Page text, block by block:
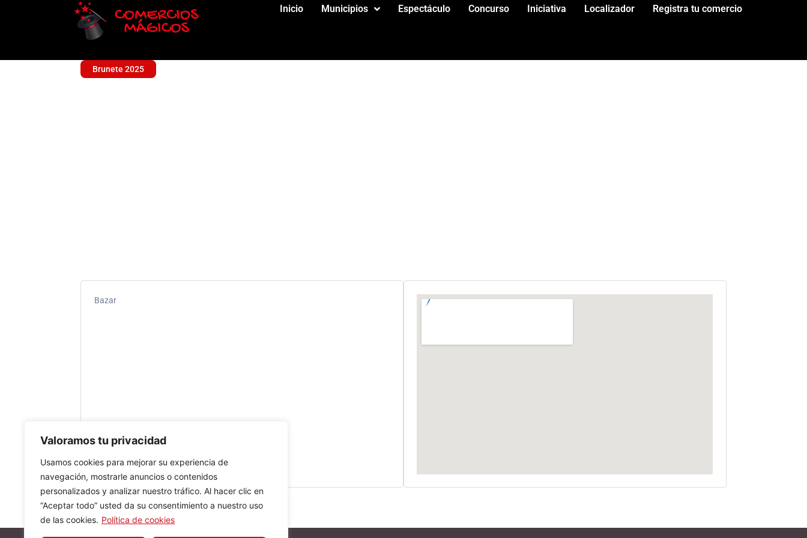
Valoramos tu privacidad
Usamos cookies para mejorar su experiencia de
navegación, mostrarle anuncios o contenidos
personalizados y analizar nuestro tráfico. Al hacer clic en
“Aceptar todo” usted da su consentimiento a nuestro uso
de las cookies. Política de cookies
Inicio Municipios Espectáculo Concurso Iniciativa Localizador Registra tu comercio
Brunete 2025
Bazar